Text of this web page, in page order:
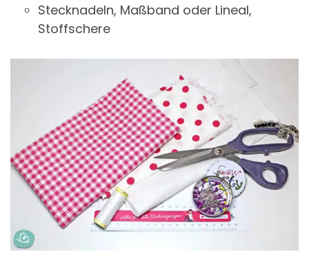
Stecknadeln, Maßband oder Lineal,
Stoffschere